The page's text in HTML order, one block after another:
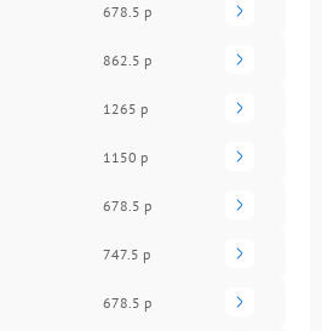
678.5 р
862.5 р
1265 р
1150 р
678.5 р
747.5 р
678.5 р